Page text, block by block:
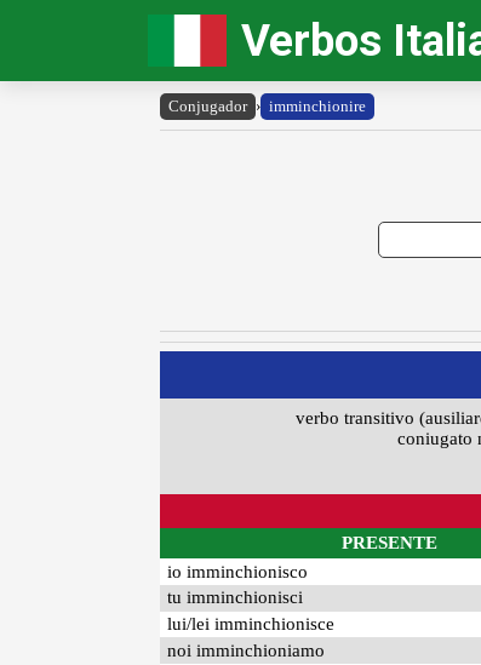
Verbos
Conjugador › imminchionire
verbo transitivo
coniugato
PRESENTE
io imminchionisco
tu imminchionisci
lui/lei imminchionisce
noi imminchioniamo